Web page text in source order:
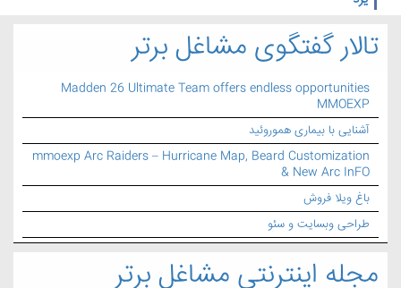
تالار گفتگوی مشاغل برتر
Madden 26 Ultimate Team offers endless opportunities
MMOEXP
آشنایی با بیماری هموروئید
mmoexp Arc Raiders – Hurricane Map, Beard Customization
& New Arc InFO
باغ ویلا فروش
طراحی وبسایت و سئو
مجله اینترنتی مشاغل برتر